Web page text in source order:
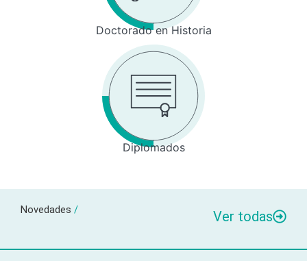
Doctorado en Historia
Diplomados
Novedades / Ver todas